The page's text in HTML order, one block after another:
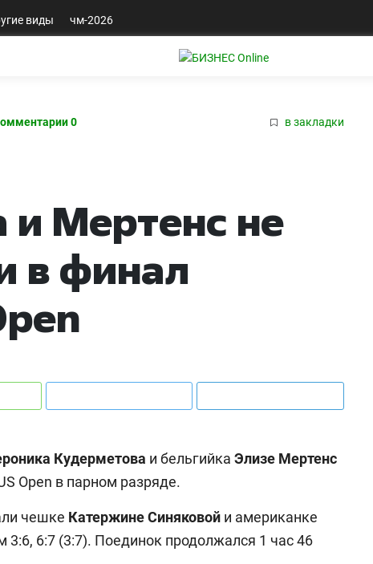
виды чм-2026
0 в закладки
и Мертенс не
в финал
Кудерметова и бельгийка Элизе Мертенс
Open в парном разряде.
чешке Катержине Синяковой и американке
3:6, 6:7 (3:7). Поединок продолжался 1 час 46